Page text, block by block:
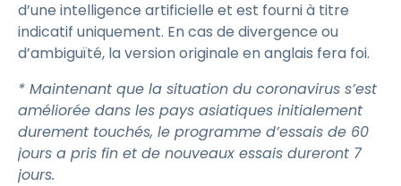
d’une intelligence artificielle et est fourni à titre
indicatif uniquement. En cas de divergence ou
d’ambiguïté, la version originale en anglais fera foi.
* Maintenant que la situation du coronavirus s’est
améliorée dans les pays asiatiques initialement
durement touchés, le programme d’essais de 60
jours a pris fin et de nouveaux essais dureront 7
jours.